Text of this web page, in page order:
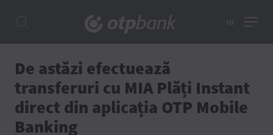
ru
De astăzi efectuează
transferuri cu MIA Plăți Instant
direct din aplicația OTP Mobile
Banking